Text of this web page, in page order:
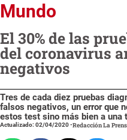
Mundo
El 30% de las
del coronavirus
negativos
Tres de cada diez pruebas
falsos negativos, un error que
estos test sino más bien a una
Actualizado: 02/04/2020-Redacción La